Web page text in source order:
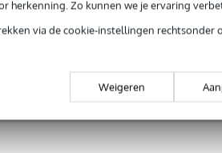
herkenning. Zo kunnen we je ervaring
via de cookie-instellingen rechtsonder
Weigeren